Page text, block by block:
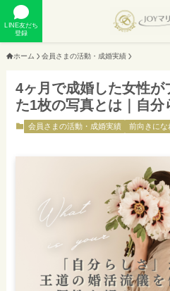
LINE友だち
登録
ホーム 会員さまの活動・成婚実績
4ヶ月で成婚した女性
た1枚の写真とは｜自分
会員さまの活動・成婚実績 前向きにな